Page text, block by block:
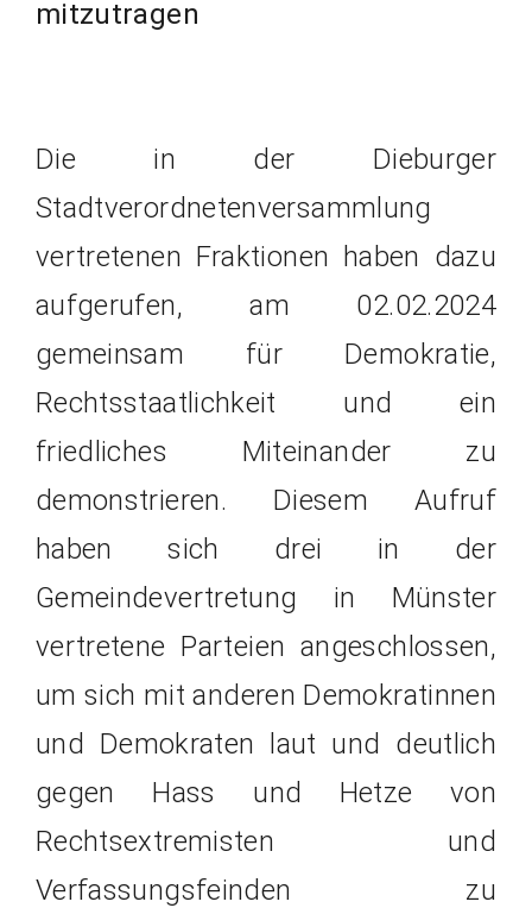
mitzutragen
Die in der Dieburger
Stadtverordnetenversammlung
vertretenen Fraktionen haben dazu
aufgerufen, am 02.02.2024
gemeinsam für Demokratie,
Rechtsstaatlichkeit und ein
friedliches Miteinander zu
demonstrieren. Diesem Aufruf
haben sich drei in der
Gemeindevertretung in Münster
vertretene Parteien angeschlossen,
um sich mit anderen Demokratinnen
und Demokraten laut und deutlich
gegen Hass und Hetze von
Rechtsextremisten und
Verfassungsfeinden zu